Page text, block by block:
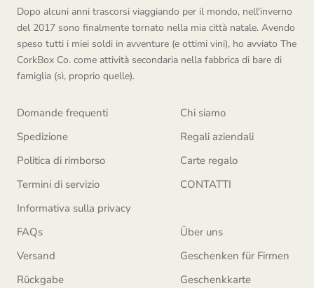
Dopo alcuni anni trascorsi viaggiando per il mondo, nell'inverno
del 2017 sono finalmente tornato nella mia città natale. Avendo
speso tutti i miei soldi in avventure (e ottimi vini), ho avviato The
CorkBox Co. come attività secondaria nella fabbrica di bare di
famiglia (sì, proprio quelle).
Domande frequenti
Spedizione
Politica di rimborso
Termini di servizio
Informativa sulla privacy
Chi siamo
Regali aziendali
Carte regalo
CONTATTI
FAQs
Versand
Rückgabe
Über uns
Geschenken für Firmen
Geschenkkarte